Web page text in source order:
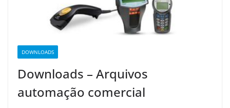
DOWNLOADS
Downloads – Arquivos
automação comercial